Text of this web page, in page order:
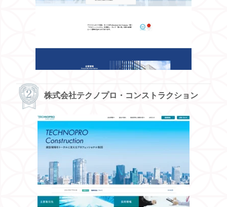
株式会社テクノプロ・コンストラクション